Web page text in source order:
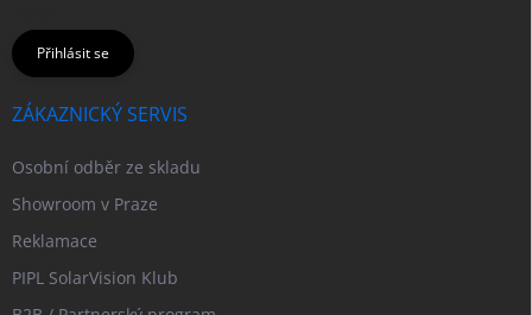
Přihlásit se
ZÁKAZNICKÝ SERVIS
Osobní odběr ze skladu
Showroom v Praze
Reklamace
PIPL SolarVision Klub